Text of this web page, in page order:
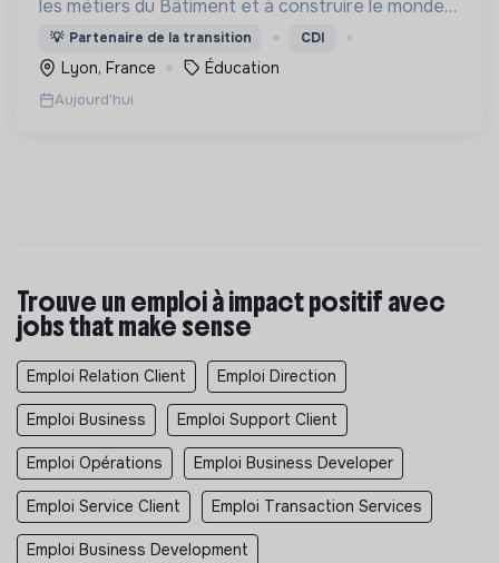
les métiers du Bâtiment et à construire le monde
de demain. Notre ESS recrute ses apprenants en
fonction de leur motivation et non de leur diplôme.
💡 Partenaire de la transition CDI
Lyon, France Éducation
Aujourd'hui
Trouve un emploi à impact positif avec
jobs that make sense
Emploi Relation Client Emploi Direction
Emploi Business Emploi Support Client
Emploi Opérations Emploi Business Developer
Emploi Service Client Emploi Transaction Services
Emploi Business Development